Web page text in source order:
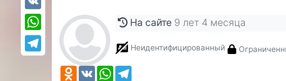
На сайте 9 лет 4 месяца
Неидентифицированный
WhatsApp
Telegram
Odnoklassniki
VK WhatsApp